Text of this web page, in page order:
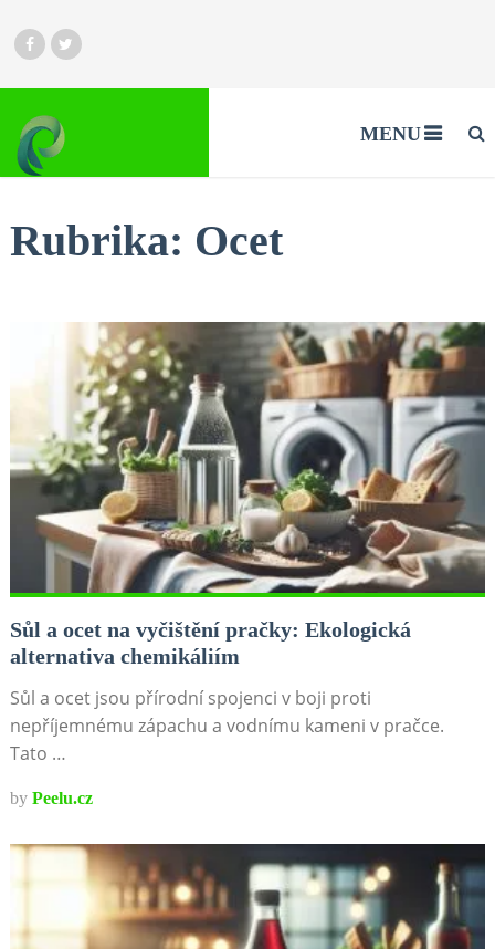
MENU
Rubrika: Ocet
Sůl a ocet na vyčištění pračky: Ekologická
alternativa chemikáliím
Sůl a ocet jsou přírodní spojenci v boji proti
nepříjemnému zápachu a vodnímu kameni v pračce.
Tato …
by Peelu.cz